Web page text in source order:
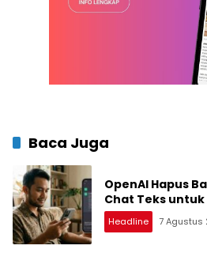
Baca Juga
OpenAI Hapus
Chat Teks untuk
Headline 7 Agustus